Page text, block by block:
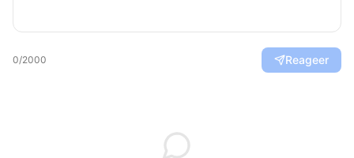
0/2000 Reageer